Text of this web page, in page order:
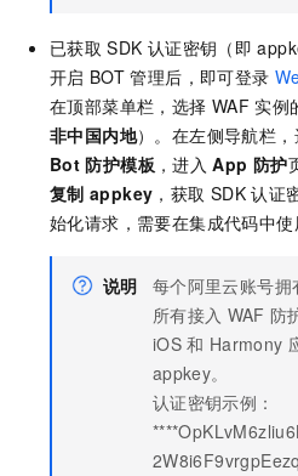
已获取 SDK 认证密钥（即
开启 BOT 管理后，即可登录
在顶部菜单栏，选择 WAF 实例
非中国内地） 。在左侧导航栏
Bot 防护模板 ，进入 App 防护
复制 appkey ，获取 SDK 认证
始化请求，需要在集成代码中使
说明 每个阿里云账号拥
所有接入 WAF 防
iOS 和 Harmony
appkey。
认证密钥示例：